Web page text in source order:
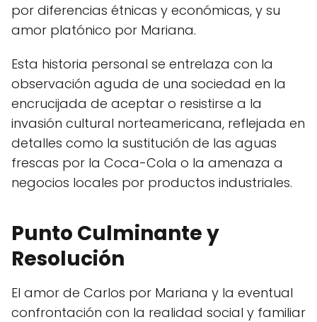
por diferencias étnicas y económicas, y su
amor platónico por Mariana.
Esta historia personal se entrelaza con la
observación aguda de una sociedad en la
encrucijada de aceptar o resistirse a la
invasión cultural norteamericana, reflejada en
detalles como la sustitución de las aguas
frescas por la Coca-Cola o la amenaza a
negocios locales por productos industriales.
Punto Culminante y
Resolución
El amor de Carlos por Mariana y la eventual
confrontación con la realidad social y familiar